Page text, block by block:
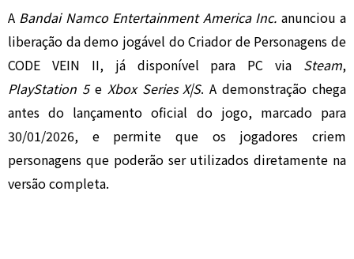
A Bandai Namco Entertainment America Inc. anunciou a
liberação da demo jogável do Criador de Personagens de
CODE VEIN II, já disponível para PC via Steam,
PlayStation 5e Xbox Series X|S. A demonstração chega
antes do lançamento oficial do jogo, marcado para
30/01/2026, e permite que os jogadores criem
personagens que poderão ser utilizados diretamente na
versão completa.